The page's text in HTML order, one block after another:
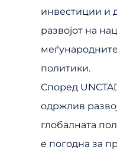
инвестиции и
развојот на
политики.
Според
одржлив
глобалната
е погодна за